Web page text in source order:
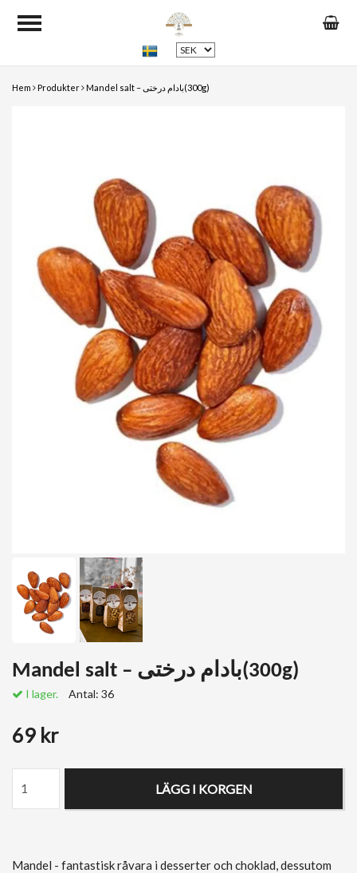
Hem Produkter Mandel salt – بادام درختی(300g)
Mandel salt – بادام درختی(300g)
I lager. Antal: 36
69 kr
LÄGG I KORGEN
Mandel - fantastisk råvara i desserter och choklad, dessutom